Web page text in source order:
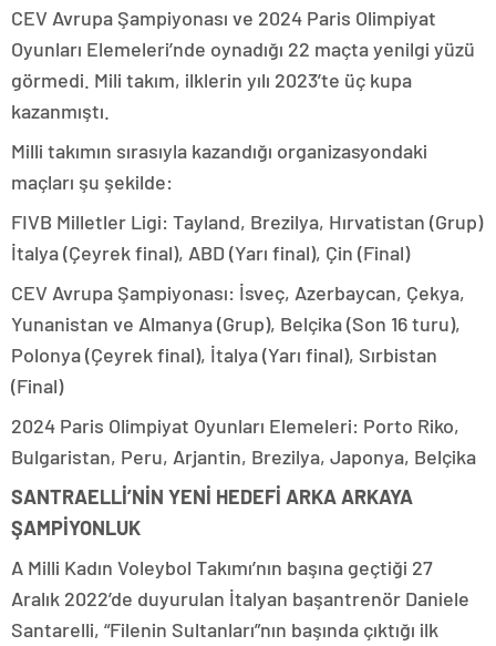
CEV Avrupa Şampiyonası ve 2024 Paris Olimpiyat
Oyunları Elemeleri’nde oynadığı 22 maçta yenilgi yüzü
görmedi. Mili takım, ilklerin yılı 2023’te üç kupa
kazanmıştı.
Milli takımın sırasıyla kazandığı organizasyondaki
maçları şu şekilde:
FIVB Milletler Ligi: Tayland, Brezilya, Hırvatistan (Grup)
İtalya (Çeyrek final), ABD (Yarı final), Çin (Final)
CEV Avrupa Şampiyonası: İsveç, Azerbaycan, Çekya,
Yunanistan ve Almanya (Grup), Belçika (Son 16 turu),
Polonya (Çeyrek final), İtalya (Yarı final), Sırbistan
(Final)
2024 Paris Olimpiyat Oyunları Elemeleri: Porto Riko,
Bulgaristan, Peru, Arjantin, Brezilya, Japonya, Belçika
SANTRAELLİ’NİN YENİ HEDEFİ ARKA ARKAYA
ŞAMPİYONLUK
A Milli Kadın Voleybol Takımı’nın başına geçtiği 27
Aralık 2022’de duyurulan İtalyan başantrenör Daniele
Santarelli, “Filenin Sultanları”nın başında çıktığı ilk